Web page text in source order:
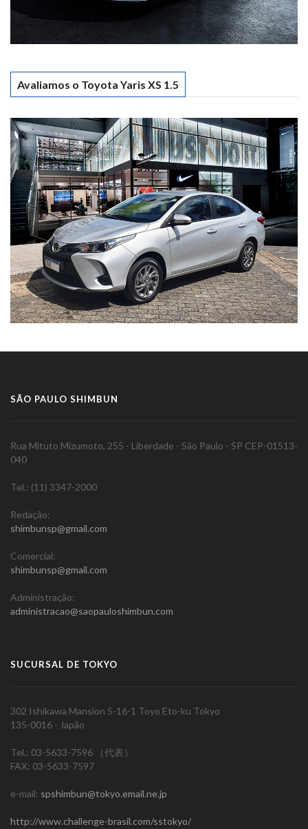
Avaliamos o Toyota Yaris XS 1.5
SÃO PAULO SHIMBUN
Rua Mituto Mizumoto, 255 - Liberdade - São Paulo - SP CEP-01513-
040
Tel.: (11) 3347-2000
Redação:
shimbunsp@gmail.com
Comercial:
shimbunsp@gmail.com
Administração:
administracao@saopauloshimbun.com
SUCURSAL DE TOKYO
302 Ishikawa Mansion 5-16-1 Toyo Eto-ku Tokyo
135-0016 - Japão
Tel.: 03-5633-7596 （代表）
FAX: 03-5633-7597
e-mail: spshimbun@tokyo.email.ne.jp
http://www.challenge-brasil.com/sstokyo/